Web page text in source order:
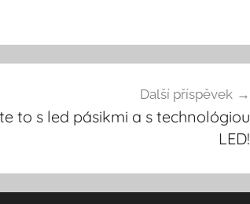
Další příspěvek
to s led pásikmi a s technológiou
LED!